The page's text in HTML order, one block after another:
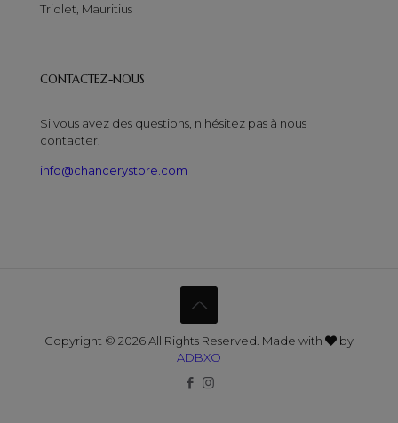
Triolet, Mauritius
CONTACTEZ-NOUS
Si vous avez des questions, n'hésitez pas à nous
contacter.
info@chancerystore.com
Copyright © 2026 All Rights Reserved. Made with
by
ADBXO